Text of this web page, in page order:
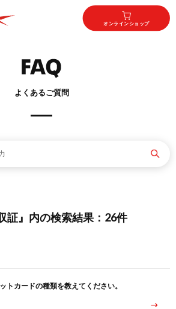
オンラインショップ
よくあるご質問
証』内の検索結果：26件
トカードの種類を教えてください。